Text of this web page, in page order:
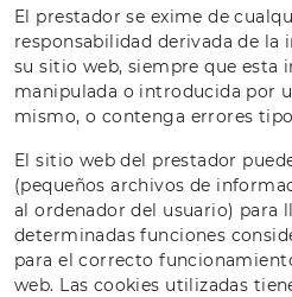
El prestador se exime de
responsabilidad derivada de
su sitio web, siempre que esta
manipulada o introducida por
mismo, o contenga errores
El sitio web del prestador
(pequeños archivos de
al ordenador del usuario) para
determinadas funciones
para el correcto
web. Las cookies utilizadas